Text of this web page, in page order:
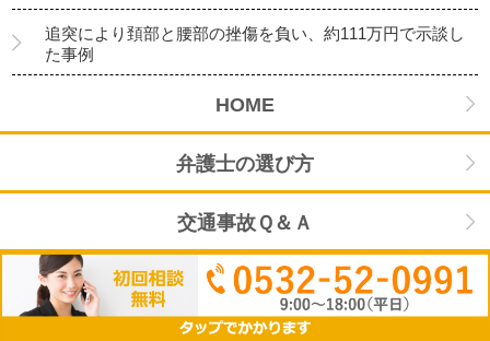
追突により頚部と腰部の挫傷を負い、約111万円で示談し
た事例
HOME
弁護士の選び方
交通事故Ｑ＆Ａ
弁護士紹介